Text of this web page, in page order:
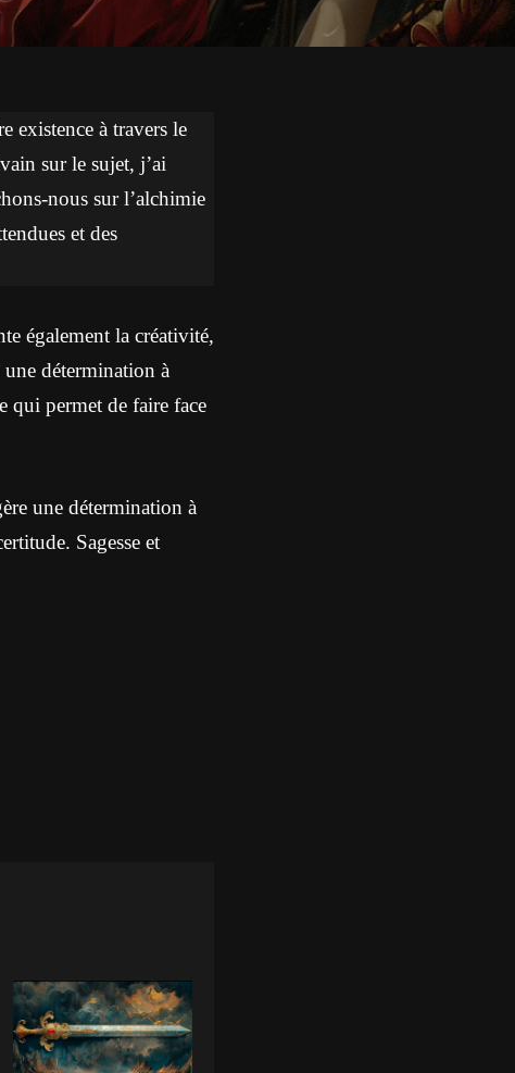
existence à travers le
sur le sujet, j’ai
nous sur l’alchimie
et des
également la créativité,
détermination à
qui permet de faire face
une détermination à
Sagesse et